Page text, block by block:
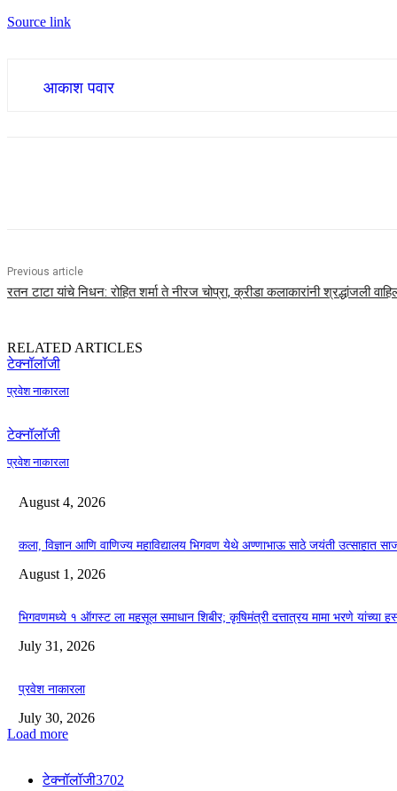
Source link
आकाश पवार
Previous article
रतन टाटा यांचे निधन: रोहित शर्मा ते नीरज चोप्रा, क्रीडा कलाकारांनी श्रद्धांजली
RELATED ARTICLES
टेक्नॉलॉजी
प्रवेश नाकारला
टेक्नॉलॉजी
प्रवेश नाकारला
August 4, 2026
कला, विज्ञान आणि वाणिज्य महाविद्यालय भिगवण येथे अण्णाभाऊ साठे जयंती उत्साहात
August 1, 2026
भिगवणमध्ये १ ऑगस्ट ला महसूल समाधान शिबीर; कृषिमंत्री दत्तात्रय मामा भरणे यांच्या
July 31, 2026
प्रवेश नाकारला
July 30, 2026
Load more
टेक्नॉलॉजी3702